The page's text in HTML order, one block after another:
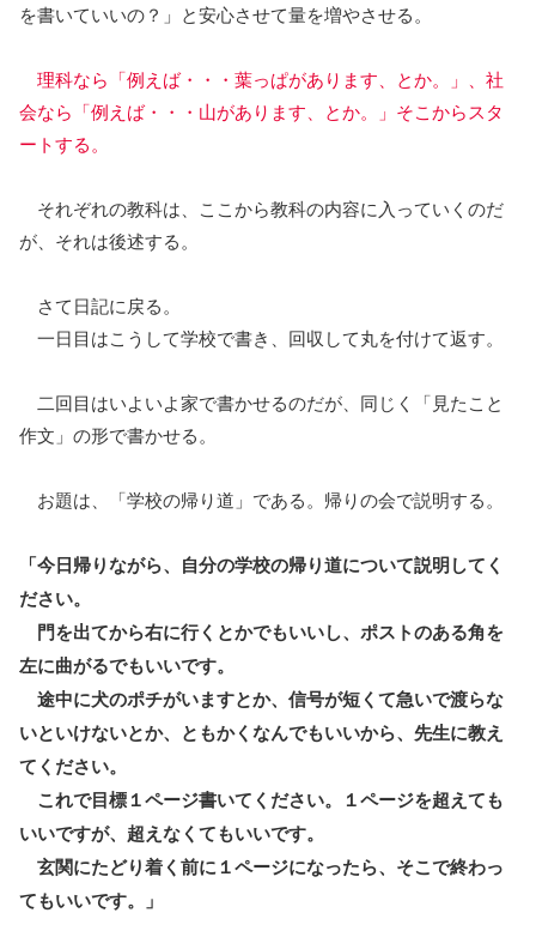
を書いていいの？」と安心させて量を増やさせる。
理科なら「例えば・・・葉っぱがあります、とか。」、社
会なら「例えば・・・山があります、とか。」そこからスタ
ートする。
それぞれの教科は、ここから教科の内容に入っていくのだ
が、それは後述する。
さて日記に戻る。
一日目はこうして学校で書き、回収して丸を付けて返す。
二回目はいよいよ家で書かせるのだが、同じく「見たこと
作文」の形で書かせる。
お題は、「学校の帰り道」である。帰りの会で説明する。
「今日帰りながら、自分の学校の帰り道について説明してく
ださい。
門を出てから右に行くとかでもいいし、ポストのある角を
左に曲がるでもいいです。
途中に犬のポチがいますとか、信号が短くて急いで渡らな
いといけないとか、ともかくなんでもいいから、先生に教え
てください。
これで目標１ページ書いてください。１ページを超えても
いいですが、超えなくてもいいです。
玄関にたどり着く前に１ページになったら、そこで終わっ
てもいいです。」